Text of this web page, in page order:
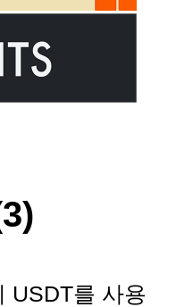
USDT를 사용